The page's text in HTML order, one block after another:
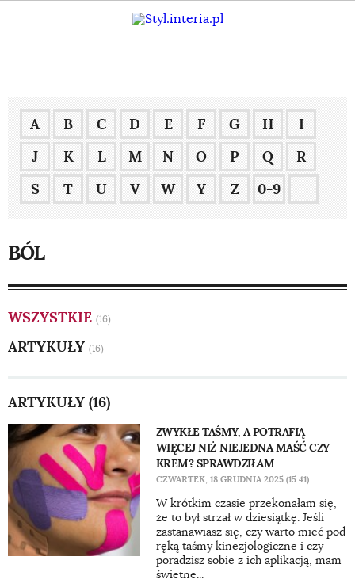
A B C D E F G H
I
J
K L M N O P Q
R
S
T U V W Y Z 0-9
BÓL
WSZYSTKIE (16)
ARTYKUŁY (16)
ARTYKUŁY (16)
ZWYKŁE TAŚMY, A POTRAFIĄ
WIĘCEJ NIŻ NIEJEDNA MAŚĆ CZY
KREM? SPRAWDZIŁAM
CZWARTEK, 18 GRUDNIA 2025 (15:41)
W krótkim czasie przekonałam się,
że to był strzał w dziesiątkę. Jeśli
zastanawiasz się, czy warto mieć pod
ręką taśmy kinezjologiczne i czy
poradzisz sobie z ich aplikacją, mam
świetne...